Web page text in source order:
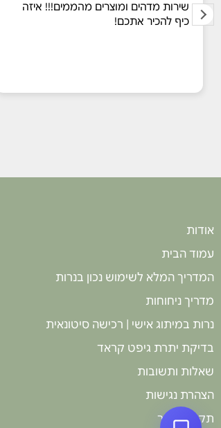
שירות מדהים ומוצרים מהממים!!! איזה
כיף להכיר אתכם!
אודות
עמוד הבית
המדריך המלא לשימוש נכון בנרות
מדריך ניחוחות
נרות במיתוג אישי | רכישה סיטונאית
בדיקת יתרת גיפט קראד
שאלות ותשובות
הצהרת נגישות
תקנון האתר